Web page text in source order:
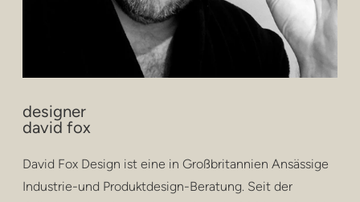
designer
david fox
David Fox Design ist eine in Großbritannien Ansässige
Industrie-und Produktdesign-Beratung. Seit der